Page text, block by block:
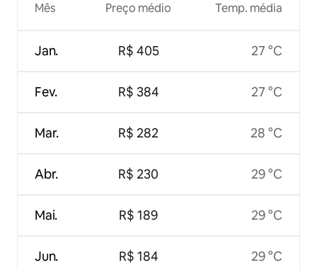
Mês
Jan.
Fev.
Mar.
Abr.
Mai.
Jun.
Preço médio
R$ 405
R$ 384
R$ 282
R$ 230
R$ 189
R$ 184
Temp. média
27 °C
27 °C
28 °C
29 °C
29 °C
29 °C